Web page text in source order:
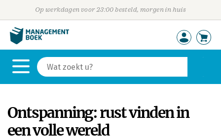
Op werkdagen voor 23:00 besteld, morgen in huis
Ontspanning: rust vinden in
een volle wereld